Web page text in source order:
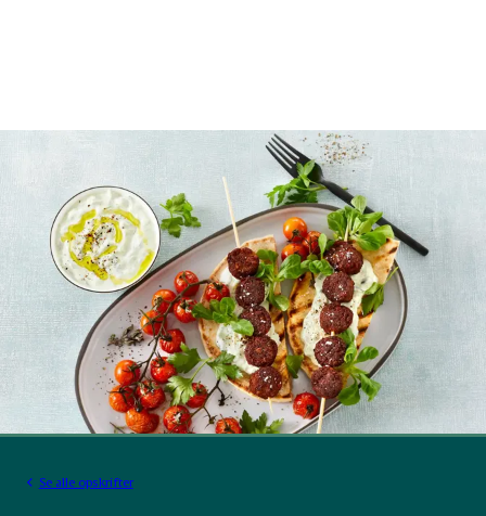
Se alle opskrifter